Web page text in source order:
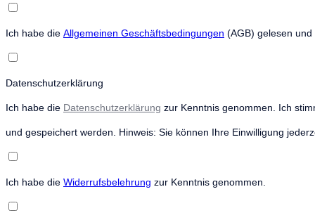
Ich habe die Allgemeinen Geschäftsbedingungen (AGB) gelesen
Datenschutzerklärung
Ich habe die Datenschutzerklärung zur Kenntnis genommen. Ich
und gespeichert werden. Hinweis: Sie können Ihre Einwilligung
Ich habe die Widerrufsbelehrung zur Kenntnis genommen.